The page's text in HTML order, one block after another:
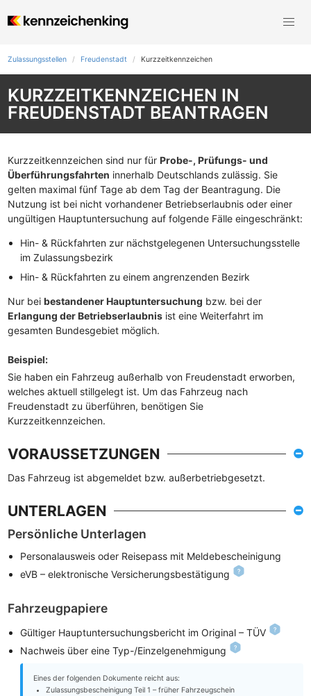
Zulassungsstellen Freudenstadt Kurzzeit­kennzeichen
KURZZEITKENNZEICHEN IN
FREUDENSTADT BEANTRAGEN
Kurzzeitkennzeichen sind nur für Probe-, Prüfungs- und
Überführungsfahrten innerhalb Deutschlands zulässig. Sie
gelten maximal fünf Tage ab dem Tag der Beantragung. Die
Nutzung ist bei nicht vorhandener Betriebserlaubnis oder einer
ungültigen Hauptuntersuchung auf folgende Fälle eingeschränkt:
Hin- & Rückfahrten zur nächstgelegenen Untersuchungsstelle
im Zulassungsbezirk
Hin- & Rückfahrten zu einem angrenzenden Bezirk
Nur bei bestandener Hauptuntersuchung bzw. bei der
Erlangung der Betriebserlaubnis ist eine Weiterfahrt im
gesamten Bundesgebiet möglich.
Beispiel:
Sie haben ein Fahrzeug außerhalb von Freudenstadt erworben,
welches aktuell stillgelegt ist. Um das Fahrzeug nach
Freudenstadt zu überführen, benötigen Sie
Kurzzeitkennzeichen.
VORAUSSETZUNGEN
Das Fahrzeug ist abgemeldet bzw. außerbetriebgesetzt.
UNTERLAGEN
Persönliche Unterlagen
Personalausweis oder Reisepass mit Meldebescheinigung
eVB – elektronische Versicherungsbestätigung
Fahrzeugpapiere
Gültiger Hauptuntersuchungsbericht im Original – TÜV
Nachweis über eine Typ-/Einzelgenehmigung
Eines der folgenden Dokumente reicht aus:
Zulassungsbescheinigung Teil 1 – früher Fahrzeugschein